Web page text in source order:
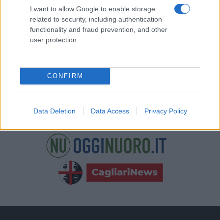
I want to allow Google to enable storage
related to security, including authentication
functionality and fraud prevention, and other
user protection.
CONFIRM
Data Deletion Data Access Privacy Policy